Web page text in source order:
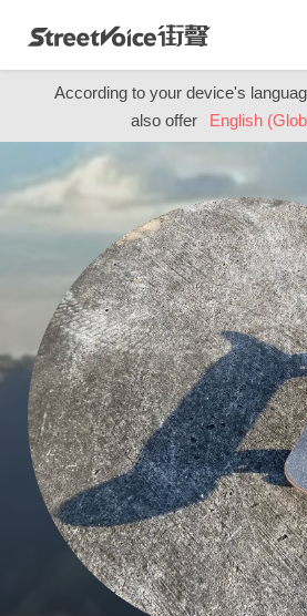
According to your device's
also offer
English